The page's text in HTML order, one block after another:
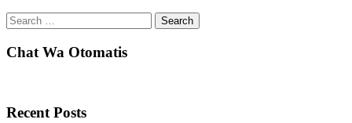
Search
for:
Chat Wa Otomatis
Recent Posts